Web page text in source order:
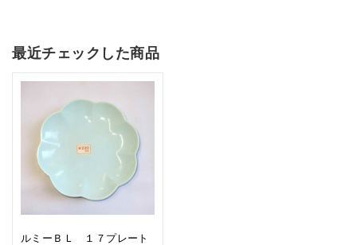
最近チェックした商品
ルミーＢＬ １７プレート